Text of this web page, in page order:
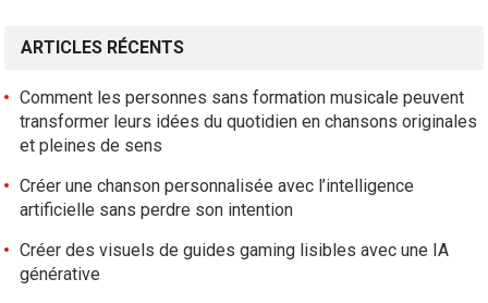
ARTICLES RÉCENTS
Comment les personnes sans formation musicale peuvent
transformer leurs idées du quotidien en chansons originales
et pleines de sens
Créer une chanson personnalisée avec l’intelligence
artificielle sans perdre son intention
Créer des visuels de guides gaming lisibles avec une IA
générative